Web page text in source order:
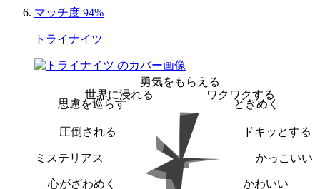
マッチ度 94%
トライナイツ
勇気をもらえる
ワクワクする
ときめく
ドキッとする
かっこいい
かわいい
心がざわめく
ミステリアス
圧倒される
思慮を巡らす
世界に浸れる